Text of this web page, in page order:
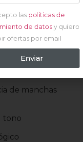
manchas
más suave y
de manchas
tono
laspolíticas de
de datosy quiero
ofertas por email
Enviar